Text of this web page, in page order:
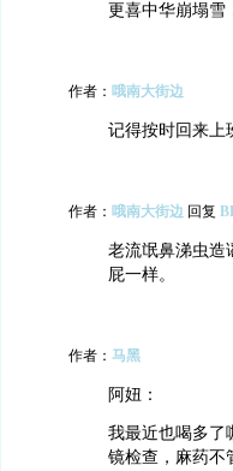
更喜中华崩塌雪
作者： 哦南大街边
记得按时回来上
作者： 哦南大街边 回复
老流氓鼻涕虫造
屁一样。
作者： 马黑
阿妞：
我最近也喝多了
镜检查，麻药不